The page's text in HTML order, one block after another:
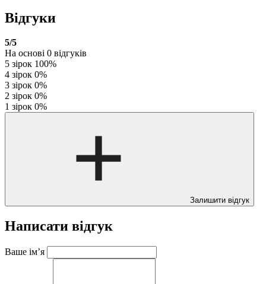
Відгуки
5/5
На основі 0 відгуків
5 зірок 100%
4 зірок 0%
3 зірок 0%
2 зірок 0%
1 зірок 0%
Залишити відгук
Написати відгук
Ваше ім’я